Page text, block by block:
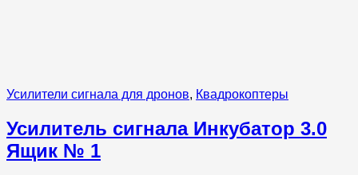
Усилители сигнала для дронов, Квадрокоптеры
Усилитель сигнала Инкубатор 3.0
Ящик № 1